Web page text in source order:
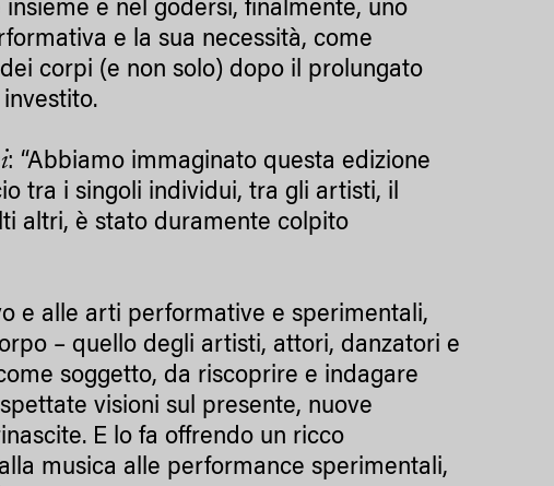
e nel godersi, finalmente, uno
e la sua necessità, come
corpi (e non solo) dopo il prolungato
: “Abbiamo immaginato questa edizione
tra i singoli individui, tra gli artisti, il
altri, è stato duramente colpito
e alle arti performative e sperimentali,
– quello degli artisti, attori, danzatori e
soggetto, da riscoprire e indagare
visioni sul presente, nuove
E lo fa offrendo un ricco
musica alle performance sperimentali,